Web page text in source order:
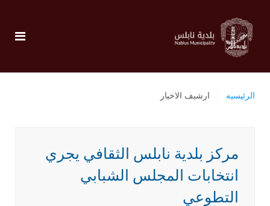
الرئيسيه ارشيف الاخبار
مركز بلدية نابلس الثقافي يجري
انتخابات المجلس الشبابي
التطوعي